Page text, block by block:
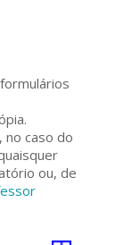
no caso do
ou, de